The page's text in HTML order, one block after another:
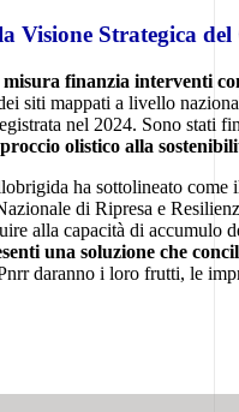
Visione Strategica del
misura finanzia interventi
siti mappati a livello
nel 2024. Sono stati
olistico alla
ha sottolineato come
di Ripresa e
alla capacità di
una soluzione che
daranno i loro frutti, le